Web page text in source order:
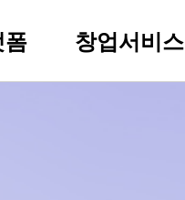
창업서비스